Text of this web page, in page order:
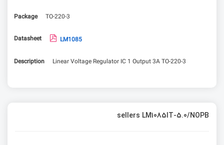
Package TO-220-3
Datasheet LM1085
Description Linear Voltage Regulator IC 1 Output 3A TO-220-3
sellers LM1085IT-5.0/NOPB